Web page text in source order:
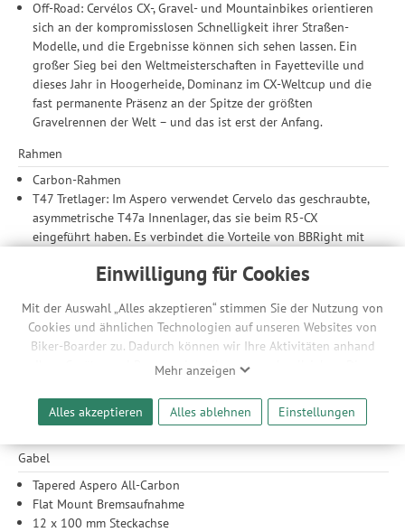
Einwilligung für Cookies
Mit der Auswahl „Alles akzeptieren“ stimmen Sie der Nutzung von
Cookies und ähnlichen Technologien auf unseren Websites von
Biker-Boarder zu. Dadurch können wir Ihre Aktivitäten anhand
Ihrer Geräte- und Browsereinstellungen nachvollziehen. Dies
ermöglicht es uns, anhand ihrer Interessen nutzungsbasierte
Werbeanzeigen für Sie bereitzustellen sowie Funktionalitäten
unserer Website sicherzustellen und stetig zu verbessern. Dabei
werden Ihre Daten auch an Drittanbieter und Werbepartner
weitergegeben. Die Verarbeitung erfolgt ausschließlich zum
Zwecke der Einbindung von Streaming-Inhalten und der
Durchführung von statistischer Analyse, Reichweitenmessungen,
Produktempfehlungen und nutzungsbasierter Werbung.
Mehr anzeigen
Alles akzeptieren Alles ablehnen Einstellungen
Off-Road: Cervélos CX-, Gravel- und Mountainbikes orientieren
sich an der kompromisslosen Schnelligkeit ihrer Straßen-
Modelle, und die Ergebnisse können sich sehen lassen. Ein
großer Sieg bei den Weltmeisterschaften in Fayetteville und
dieses Jahr in Hoogerheide, Dominanz im CX-Weltcup und die
fast permanente Präsenz an der Spitze der größten
Gravelrennen der Welt – und das ist erst der Anfang.
Rahmen
Carbon-Rahmen
T47 Tretlager: Im Aspero verwendet Cervelo das geschraubte,
asymmetrische T47a Innenlager, das sie beim R5-CX
eingeführt haben. Es verbindet die Vorteile von BBRight mit
Konstruktion.
Cervelo das universelle UDH-Schaltauge von SRAM. Es ist
notwendig, wenn du dein Bike für vollen Party-Modus mit
einem neuen SRAM Transmission-Antrieb ausstatten willst
und gewährleistet die Kompatibilität mit zukünftigen
Flat Mount Bremsaufnahme
12 x 142 mm Steckachse
Gabel
Tapered Aspero All-Carbon
Flat Mount Bremsaufnahme
12 x 100 mm Steckachse